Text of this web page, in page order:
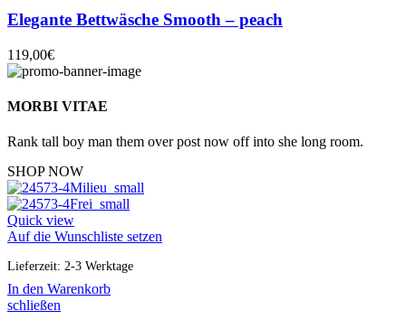
Elegante Bettwäsche Smooth – peach
119,00€
MORBI VITAE
Rank tall boy man them over post now off into she long room.
SHOP NOW
Quick view
Auf die Wunschliste setzen
Lieferzeit: 2-3 Werktage
In den Warenkorb
schließen